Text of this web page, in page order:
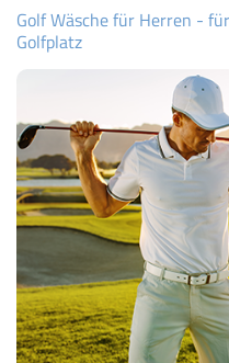
Golf Wäsche für Herren -
Golfplatz